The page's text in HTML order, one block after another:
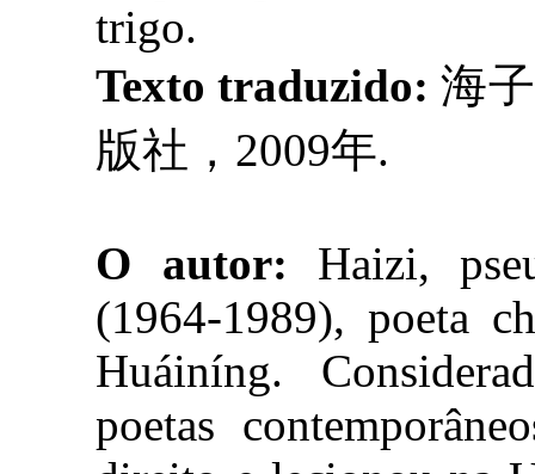
trigo.
Texto traduzido:海
版社，2009年.
O autor: Haizi,
(1964-1989), poeta
Huáiníng.
poetas